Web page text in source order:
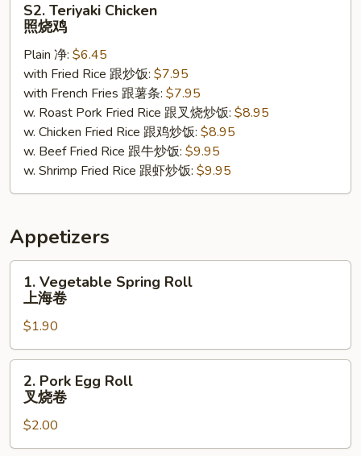
Teriyaki
Chicken
S2. Teriyaki Chicken
照烧鸡
Plain 净: $6.45
with Fried Rice 跟炒饭: $7.95
with French Fries 跟薯条: $7.95
w. Roast Pork Fried Rice 跟叉烧炒饭: $8.95
w. Chicken Fried Rice 跟鸡炒饭: $8.95
w. Beef Fried Rice 跟牛炒饭: $9.95
w. Shrimp Fried Rice 跟虾炒饭: $9.95
Appetizers
Vegetable
Spring
Roll
上
海
1. Vegetable Spring Roll
上海卷
$1.90
Pork
Egg
Roll
叉
2. Pork Egg Roll
叉烧卷
$2.00